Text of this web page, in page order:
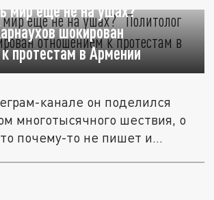
мир ещё не на ушах?”
шокирован
протестам в Армении
канале он поделился
многотысячного шествия, о
почему-то не пишет и...